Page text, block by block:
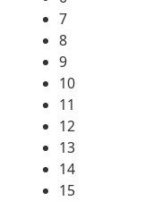
7
8
9
10
11
12
13
14
15